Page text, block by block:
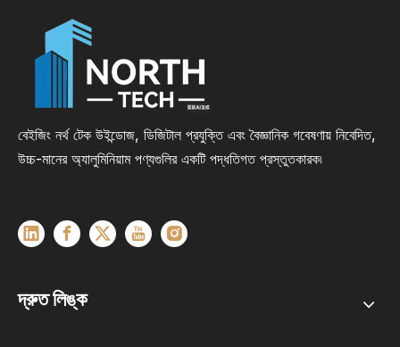
বেইজিং নর্থ টেক উইন্ডোজ, ডিজিটাল প্রযুক্তি এবং বৈজ্ঞানিক গবেষণায় নিবেদিত,
উচ্চ-মানের অ্যালুমিনিয়াম পণ্যগুলির একটি পদ্ধতিগত প্রস্তুতকারক৷
দ্রুত লিঙ্ক